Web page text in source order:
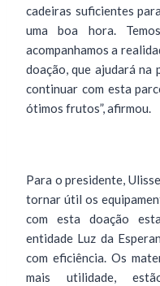
cadeiras suficientes
uma boa hora.
acompanhamos a
doação, que ajudará na
continuar com esta
ótimos frutos”, afirmou.
Para o presidente,
tornar útil os
com esta doação
entidade Luz da
com eficiência. Os
mais utilidade,